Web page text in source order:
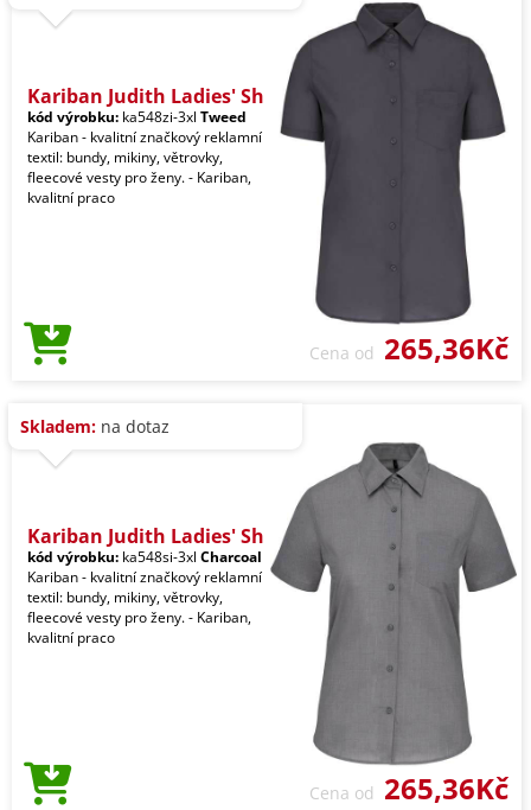
Kariban Judith Ladies' Sh
kód výrobku: ka548zi-3xl Tweed
Kariban - kvalitní značkový reklamní
textil: bundy, mikiny, větrovky,
fleecové vesty pro ženy. - Kariban,
kvalitní praco
Cena od 265,36Kč
Skladem: na dotaz
Kariban Judith Ladies' Sh
kód výrobku: ka548si-3xl Charcoal
Kariban - kvalitní značkový reklamní
textil: bundy, mikiny, větrovky,
fleecové vesty pro ženy. - Kariban,
kvalitní praco
Cena od 265,36Kč